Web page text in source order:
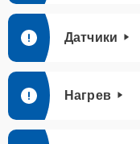
Датчики
Нагрев